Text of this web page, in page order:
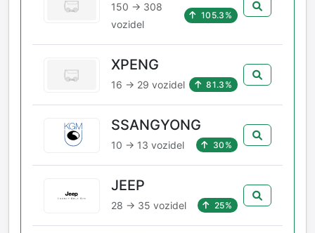
150 → 308
vozidel
105.3%
XPENG
16 → 29 vozidel 81.3%
SSANGYONG
10 → 13 vozidel 30%
JEEP
28 → 35 vozidel 25%